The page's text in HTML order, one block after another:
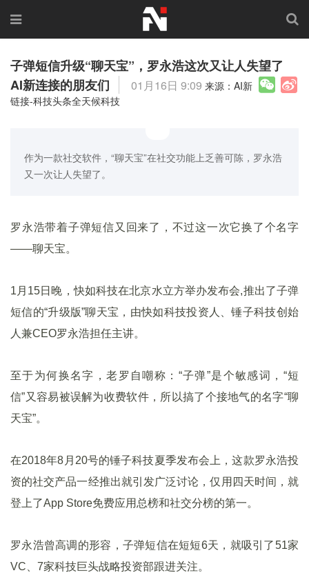
子弹短信升级“聊天宝”，罗永浩这次又让人失望了
AI新连接的朋友们
01月16日 9:09 来源：AI新
链接-科技头条全天候科技
作为一款社交软件，“聊天宝”在社交功能上乏善可陈，罗永浩
又一次让人失望了。
罗永浩带着子弹短信又回来了，不过这一次它换了个名字
——聊天宝。
1月15日晚，快如科技在北京水立方举办发布会,推出了子弹
短信的“升级版”聊天宝，由快如科技投资人、锤子科技创始
人兼CEO罗永浩担任主讲。
至于为何换名字，老罗自嘲称：“子弹”是个敏感词，“短
信”又容易被误解为收费软件，所以搞了个接地气的名字“聊
天宝”。
在2018年8月20号的锤子科技夏季发布会上，这款罗永浩投
资的社交产品一经推出就引发广泛讨论，仅用四天时间，就
登上了App Store免费应用总榜和社交分榜的第一。
罗永浩曾高调的形容，子弹短信在短短6天，就吸引了51家
VC、7家科技巨头战略投资部跟进关注。